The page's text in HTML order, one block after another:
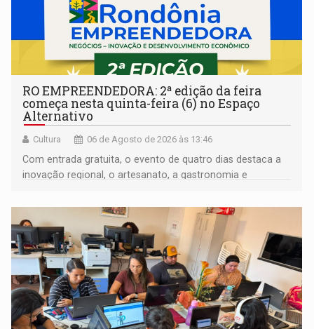
RO EMPREENDEDORA: 2ª edição da feira
começa nesta quinta-feira (6) no Espaço
Alternativo
Cultura 06 de Agosto de 2026 às 13:46
Com entrada gratuita, o evento de quatro dias destaca a
inovação regional, o artesanato, a gastronomia e